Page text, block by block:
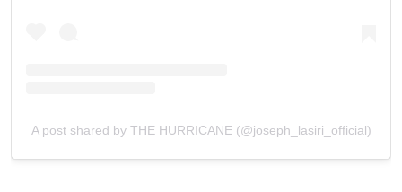
A post shared by THE HURRICANE (@joseph_lasiri_official)